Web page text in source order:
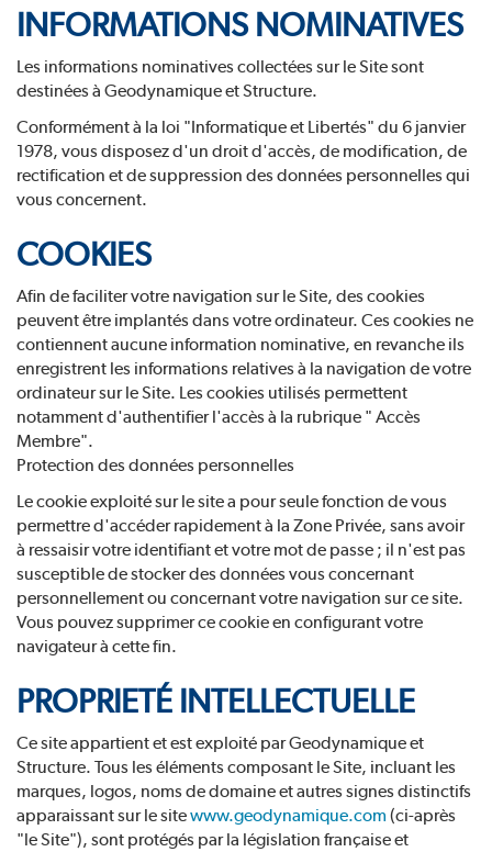
INFORMATIONS NOMINATIVES
Les informations nominatives collectées sur le Site sont
destinées à Geodynamique et Structure.
Conformément à la loi "Informatique et Libertés" du 6 janvier
1978, vous disposez d'un droit d'accès, de modification, de
rectification et de suppression des données personnelles qui
vous concernent.
COOKIES
Afin de faciliter votre navigation sur le Site, des cookies
peuvent être implantés dans votre ordinateur. Ces cookies ne
contiennent aucune information nominative, en revanche ils
enregistrent les informations relatives à la navigation de votre
ordinateur sur le Site. Les cookies utilisés permettent
notamment d'authentifier l'accès à la rubrique " Accès
Membre".
Protection des données personnelles
Le cookie exploité sur le site a pour seule fonction de vous
permettre d'accéder rapidement à la Zone Privée, sans avoir
à ressaisir votre identifiant et votre mot de passe ; il n'est pas
susceptible de stocker des données vous concernant
personnellement ou concernant votre navigation sur ce site.
Vous pouvez supprimer ce cookie en configurant votre
navigateur à cette fin.
PROPRIETÉ INTELLECTUELLE
Ce site appartient et est exploité par Geodynamique et
Structure. Tous les éléments composant le Site, incluant les
marques, logos, noms de domaine et autres signes distinctifs
apparaissant sur le sitewww.geodynamique.com (ci-après
"le Site"), sont protégés par la législation française et